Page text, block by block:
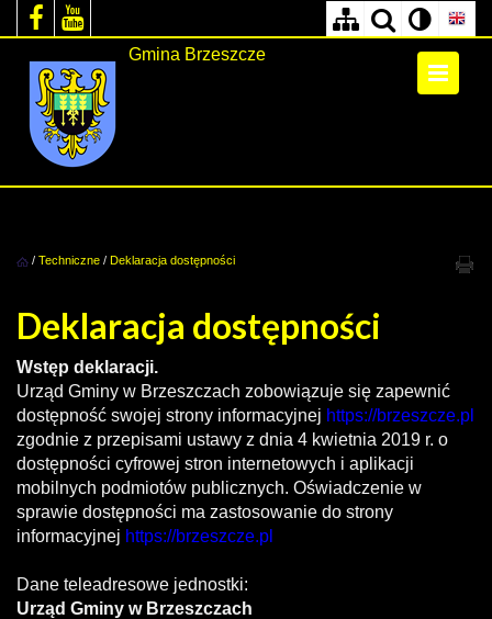
Gmina Brzeszcze
/ Techniczne / Deklaracja dostępności
Deklaracja dostępności
Wstęp deklaracji.
Urząd Gminy w Brzeszczach zobowiązuje się zapewnić
dostępność swojej strony informacyjnej https://brzeszcze.pl
zgodnie z przepisami ustawy z dnia 4 kwietnia 2019 r. o
dostępności cyfrowej stron internetowych i aplikacji
mobilnych podmiotów publicznych. Oświadczenie w
sprawie dostępności ma zastosowanie do strony
informacyjnej https://brzeszcze.pl
Dane teleadresowe jednostki:
Urząd Gminy w Brzeszczach